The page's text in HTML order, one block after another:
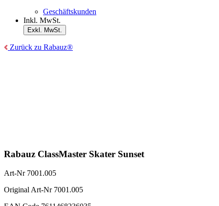
Geschäftskunden
Inkl. MwSt.
Exkl. MwSt.
Zurück zu Rabauz®
Rabauz ClassMaster Skater Sunset
Art-Nr 7001.005
Original Art-Nr 7001.005